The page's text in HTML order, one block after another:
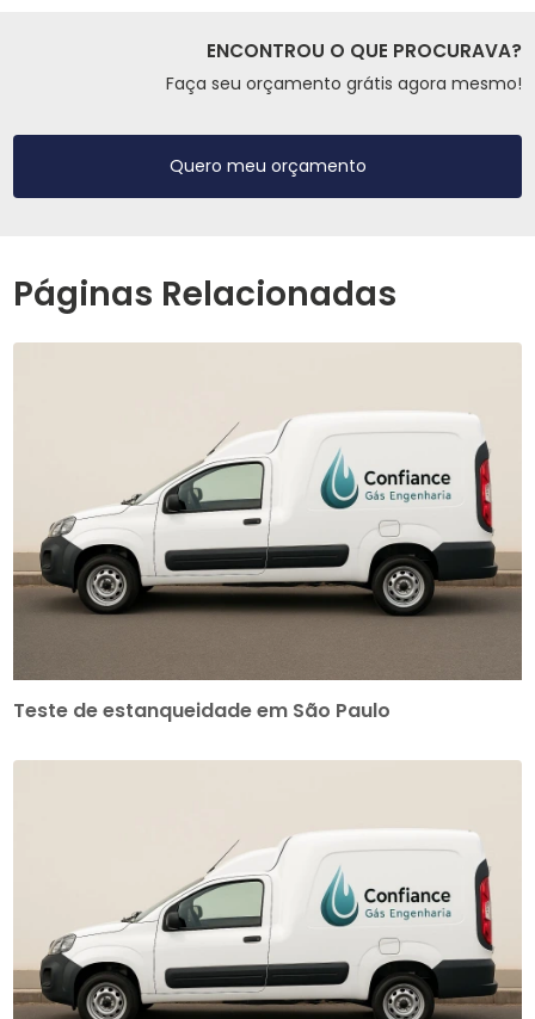
ENCONTROU O QUE PROCURAVA?
Faça seu orçamento grátis agora mesmo!
Quero meu orçamento
Páginas Relacionadas
Teste de estanqueidade em São Paulo